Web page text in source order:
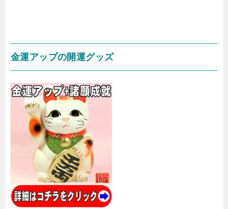
金運アップの開運グッズ